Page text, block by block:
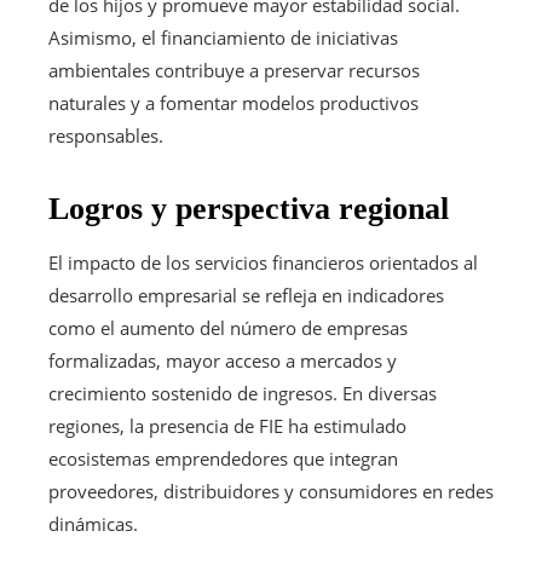
de los hijos y promueve mayor estabilidad social.
Asimismo, el financiamiento de iniciativas
ambientales contribuye a preservar recursos
naturales y a fomentar modelos productivos
responsables.
Logros y perspectiva regional
El impacto de los servicios financieros orientados al
desarrollo empresarial se refleja en indicadores
como el aumento del número de empresas
formalizadas, mayor acceso a mercados y
crecimiento sostenido de ingresos. En diversas
regiones, la presencia de FIE ha estimulado
ecosistemas emprendedores que integran
proveedores, distribuidores y consumidores en redes
dinámicas.